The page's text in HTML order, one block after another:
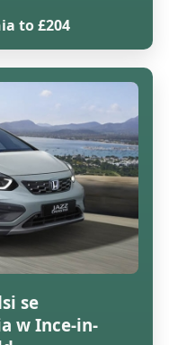
to £204
se
w Ince-in-